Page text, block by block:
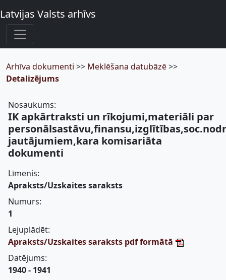
Latvijas Valsts arhīvs
Arhīva dokumenti >> Meklēšana datubāzē>>
Detalizējums
Nosaukums:
IK apkārtraksti un rīkojumi,materiāli par
jautājumiem,kara komisariāta
dokumenti
Līmenis:
Apraksts/Uzskaites saraksts
Numurs:
1
Lejuplādēt:
Apraksts/Uzskaites saraksts pdf formātā
Datējums:
1940 - 1941